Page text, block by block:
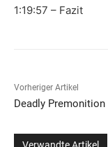
1:19:57 – Fazit
Vorheriger Artikel
Deadly Premonition